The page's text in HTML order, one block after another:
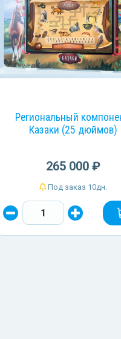
Региональный
Казаки (25 дюймов)
265 000 ₽
Под заказ 10дн.